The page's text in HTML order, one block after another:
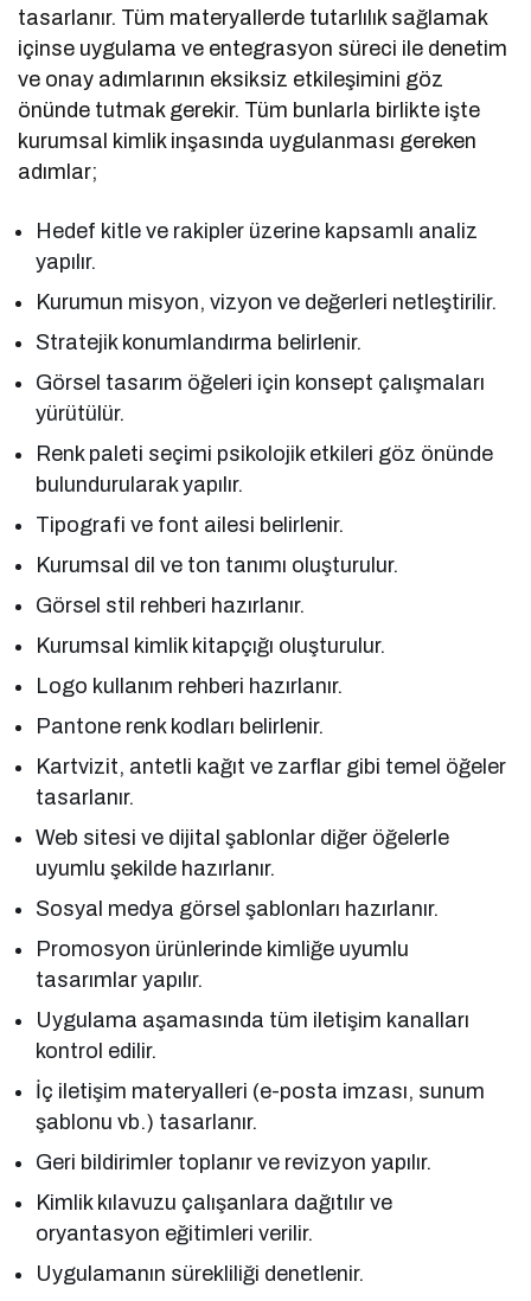
tasarlanır. Tüm materyallerde tutarlılık sağlamak
içinse uygulama ve entegrasyon süreci ile denetim
ve onay adımlarının eksiksiz etkileşimini göz
önünde tutmak gerekir. Tüm bunlarla birlikte işte
kurumsal kimlik inşasında uygulanması gereken
adımlar;
Hedef kitle ve rakipler üzerine kapsamlı analiz
yapılır.
Kurumun misyon, vizyon ve değerleri netleştirilir.
Stratejik konumlandırma belirlenir.
Görsel tasarım öğeleri için konsept çalışmaları
yürütülür.
Renk paleti seçimi psikolojik etkileri göz önünde
bulundurularak yapılır.
Tipografi ve font ailesi belirlenir.
Kurumsal dil ve ton tanımı oluşturulur.
Görsel stil rehberi hazırlanır.
Kurumsal kimlik kitapçığı oluşturulur.
Logo kullanım rehberi hazırlanır.
Pantone renk kodları belirlenir.
Kartvizit, antetli kağıt ve zarflar gibi temel öğeler
tasarlanır.
Web sitesi ve dijital şablonlar diğer öğelerle
uyumlu şekilde hazırlanır.
Sosyal medya görsel şablonları hazırlanır.
Promosyon ürünlerinde kimliğe uyumlu
tasarımlar yapılır.
Uygulama aşamasında tüm iletişim kanalları
kontrol edilir.
İç iletişim materyalleri (e-posta imzası, sunum
şablonu vb.) tasarlanır.
Geri bildirimler toplanır ve revizyon yapılır.
Kimlik kılavuzu çalışanlara dağıtılır ve
oryantasyon eğitimleri verilir.
Uygulamanın sürekliliği denetlenir.